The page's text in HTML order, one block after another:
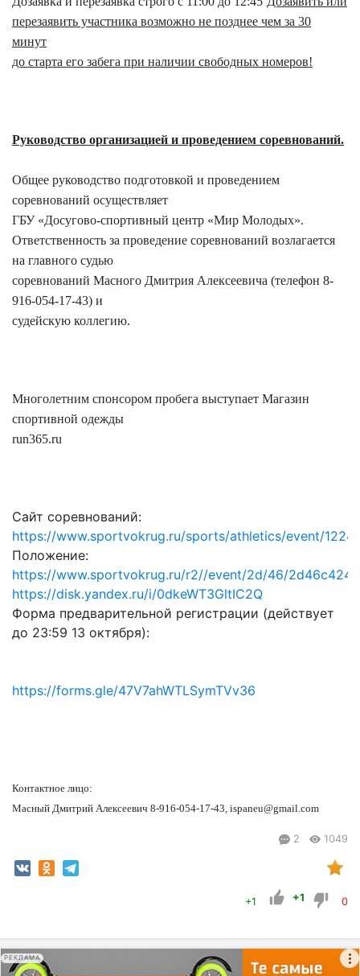
перезаявить участника возможно не позднее чем за 30
минут
до старта его забега при наличии свободных номеров!
Руководство организацией и проведением соревнований.
Общее руководство подготовкой и проведением
соревнований осуществляет
ГБУ «Досугово-спортивный центр «Мир Молодых».
Ответственность за проведение соревнований возлагается
на главного судью
соревнований Масного Дмитрия Алексеевича (телефон 8-
916-054-17-43) и
судейскую коллегию.
Многолетним спонсором пробега выступает Магазин
спортивной одежды
run365.ru
Сайт соревнований:
https://www.sportvokrug.ru/sports/athletics/event/
Положение:
https://www.sportvokrug.ru/r2//event/2d/46/
https://disk.yandex.ru/i/0dkeWT3GltIC2Q
Форма предварительной регистрации (действует
до 23:59 13 октября):
https://forms.gle/47V7ahWTLSymTVv36
Контактное лицо:
Масный Дмитрий Алексеевич 8-916-054-17-43, ispaneu@gmail.com
2 1049
+1 +1 0
РЕКЛАМА